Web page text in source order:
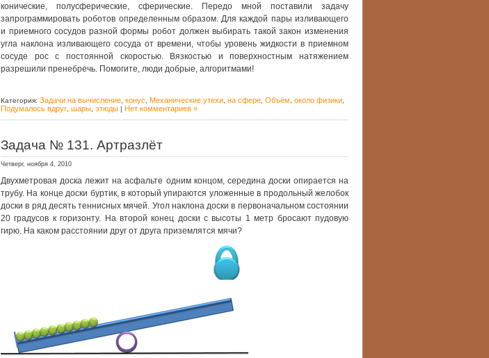
конические, полусферические, сферические. Передо мной поставили задачу
запрограммировать роботов определенным образом. Для каждой пары изливающего
и приемного сосудов разной формы робот должен выбирать такой закон изменения
угла наклона изливающего сосуда от времени, чтобы уровень жидкости в приемном
сосуде рос с постоянной скоростью. Вязкостью и поверхностным натяжением
разрешили пренебречь. Помогите, люди добрые, алгоритмами!
Категория: Задачи на вычисление конус Механические утехи на сфере Объём около физики
Подумалось вдруг шары этюды | Нет комментариев »
Задача № 131. Артразлёт
Четверг, ноября 4, 2010
Двухметровая доска лежит на асфальте одним концом, середина доски опирается на
трубу. На конце доски буртик, в который упираются уложенные в продольный желобок
доски в ряд десять теннисных мячей. Угол наклона доски в первоначальном состоянии
20 градусов к горизонту. На второй конец доски с высоты 1 метр бросают пудовую
гирю. На каком расстоянии друг от друга приземлятся мячи?